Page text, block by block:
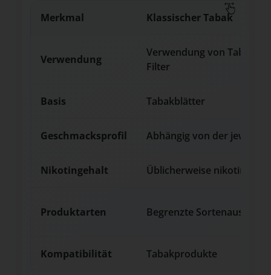
Merkmal Klassischer Tabak
Verwendung
Verwendung von
Filter
Basis Tabakblätter
Geschmacksprofil Abhängig von der
Nikotingehalt Üblicherweise nikotinhaltig
Produktarten Begrenzte Sortenauswahl
Kompatibilität Tabakprodukte